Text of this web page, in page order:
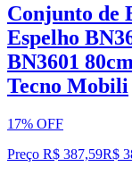
Conjunto de
Espelho
BN3601
Tecno Mobili
17% OFF
Preço R$ 387,59R$